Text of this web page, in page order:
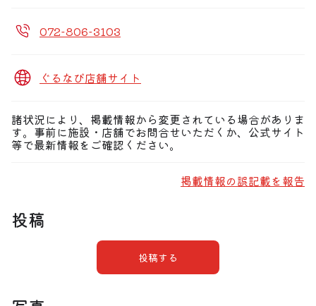
072-806-3103
ぐるなび店舗サイト
諸状況により、掲載情報から変更されている場合がありま
す。事前に施設・店舗でお問合せいただくか、公式サイト
等で最新情報をご確認ください。
掲載情報の誤記載を報告
投稿
投稿する